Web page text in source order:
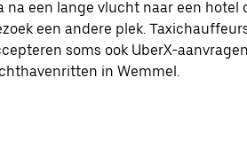
na een lange vlucht naar een hotel
een andere plek.
soms ook UberX-
in Wemmel.